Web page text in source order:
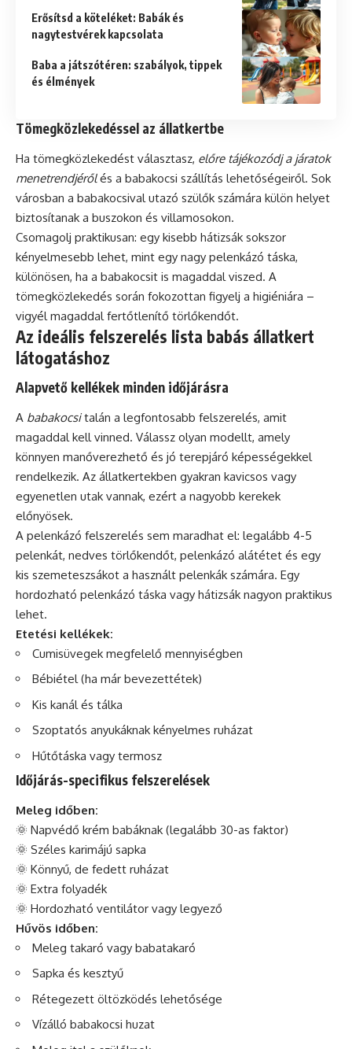
Erősítsd a köteléket: Babák és
nagytestvérek kapcsolata
Baba a játszótéren: szabályok, tippek
és élmények
Tömegközlekedéssel az állatkertbe
Ha tömegközlekedést választasz, előre tájékozódj a járatok
menetrendjérőlés a babakocsi szállítás lehetőségeiről. Sok
városban a babakocsival utazó szülők számára külön helyet
biztosítanak a buszokon és villamosokon.
Csomagolj praktikusan: egy kisebb hátizsák sokszor
kényelmesebb lehet, mint egy nagy pelenkázó táska,
különösen, ha a babakocsit is magaddal viszed. A
tömegközlekedés során fokozottan figyelj a higiéniára –
vigyél magaddal fertőtlenítő törlőkendőt.
Az ideális felszerelés lista babás állatkert
látogatáshoz
Alapvető kellékek minden időjárásra
A babakocsitalán a legfontosabb felszerelés, amit
magaddal kell vinned. Válassz olyan modellt, amely
könnyen manőverezhető és jó terepjáró képességekkel
rendelkezik. Az állatkertekben gyakran kavicsos vagy
egyenetlen utak vannak, ezért a nagyobb kerekek
előnyösek.
A pelenkázó felszerelés sem maradhat el: legalább 4-5
pelenkát, nedves törlőkendőt, pelenkázó alátétet és egy
kis szemeteszsákot a használt pelenkák számára. Egy
hordozható pelenkázó táska vagy hátizsák nagyon praktikus
lehet.
Etetési kellékek:
Cumisüvegek megfelelő mennyiségben
Bébiétel (ha már bevezettétek)
Kis kanál és tálka
Szoptatós anyukáknak kényelmes ruházat
Hűtőtáska vagy termosz
Időjárás-specifikus felszerelések
Meleg időben:
🌞 Napvédő krém babáknak (legalább 30-as faktor)
🌞 Széles karimájú sapka
🌞 Könnyű, de fedett ruházat
🌞 Extra folyadék
🌞 Hordozható ventilátor vagy legyező
Hűvös időben:
Meleg takaró vagy babatakaró
Sapka és kesztyű
Rétegezett öltözködés lehetősége
Vízálló babakocsi huzat